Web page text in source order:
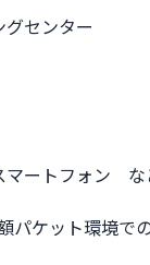
センター
ートフォン　な
ケット環境で